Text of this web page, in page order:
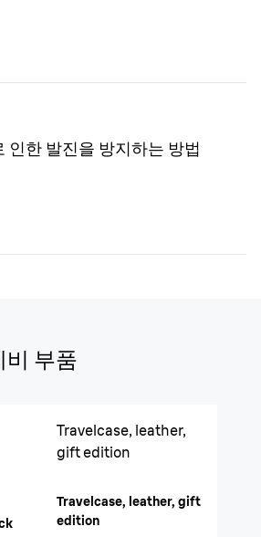
인한 발진을 방지하는 방법
비 부품
Travelcase, leather,
gift edition
Travelcase, leather, gift
edition